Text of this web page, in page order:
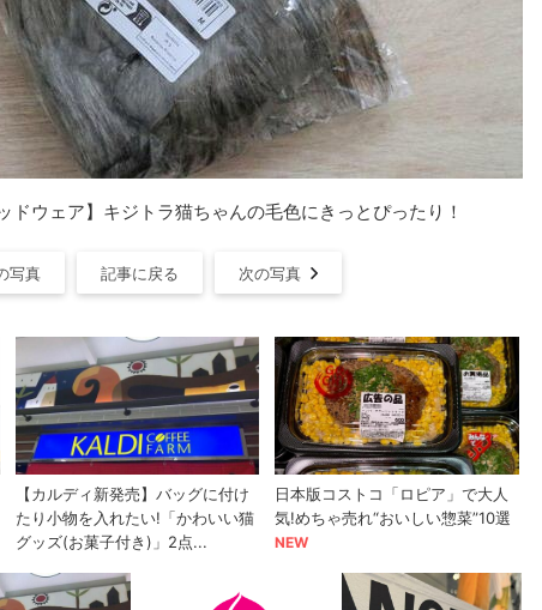
ドウェア】キジトラ猫ちゃんの毛色にきっとぴったり！
写真 記事に戻る 次の写真